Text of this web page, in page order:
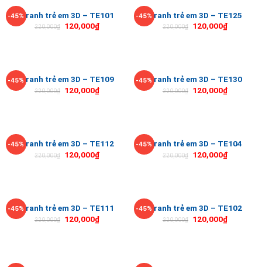
-45%Tranh trẻ em 3D – TE101
220,000₫ 120,000₫
-45%Tranh trẻ em 3D – TE125
220,000₫ 120,000₫
-45%Tranh trẻ em 3D – TE109
220,000₫ 120,000₫
-45%Tranh trẻ em 3D – TE130
220,000₫ 120,000₫
-45%Tranh trẻ em 3D – TE112
220,000₫ 120,000₫
-45%Tranh trẻ em 3D – TE104
220,000₫ 120,000₫
-45%Tranh trẻ em 3D – TE111
220,000₫ 120,000₫
-45%Tranh trẻ em 3D – TE102
220,000₫ 120,000₫